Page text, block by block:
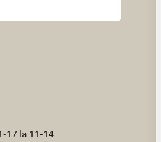
17 la 11-14